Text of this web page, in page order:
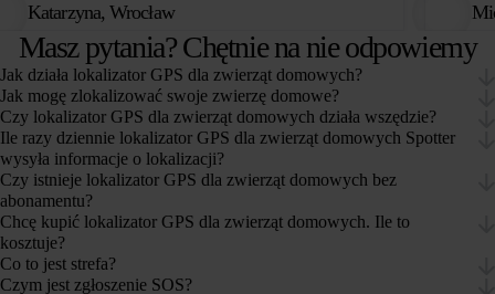
Katarzyna, Wrocław
Masz pytania? Chętnie na nie odpowiemy
Jak działa lokalizator GPS dla zwierząt domowych?
Jak mogę zlokalizować swoje zwierzę domowe?
Czy lokalizator GPS dla zwierząt domowych działa wszędzie?
Ile razy dziennie lokalizator GPS dla zwierząt domowych Spotter
wysyła informacje o lokalizacji?
Czy istnieje lokalizator GPS dla zwierząt domowych bez
abonamentu?
Chcę kupić lokalizator GPS dla zwierząt domowych. Ile to
kosztuje?
Co to jest strefa?
Czym jest zgłoszenie SOS?